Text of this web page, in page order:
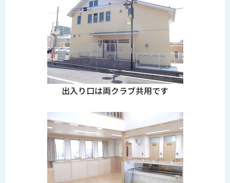
出入り口は両クラブ共用です